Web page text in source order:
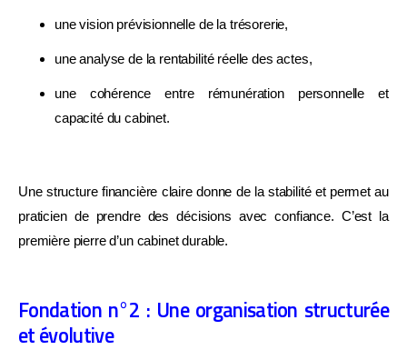
une vision prévisionnelle de la trésorerie,
une analyse de la rentabilité réelle des actes,
une cohérence entre rémunération personnelle et
capacité du cabinet.
Une structure financière claire donne de la stabilité et permet au
praticien de prendre des décisions avec confiance. C’est la
première pierre d’un cabinet durable.
Fondation n°2 : Une organisation structurée
et évolutive